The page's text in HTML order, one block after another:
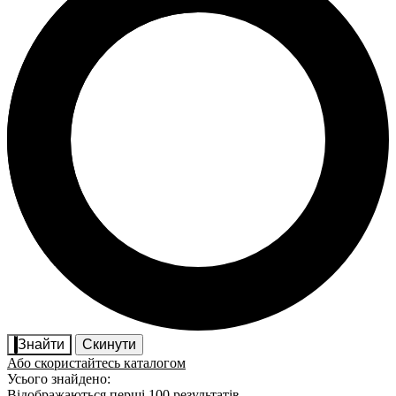
Знайти
Скинути
Або скористайтесь каталогом
Усього знайдено: